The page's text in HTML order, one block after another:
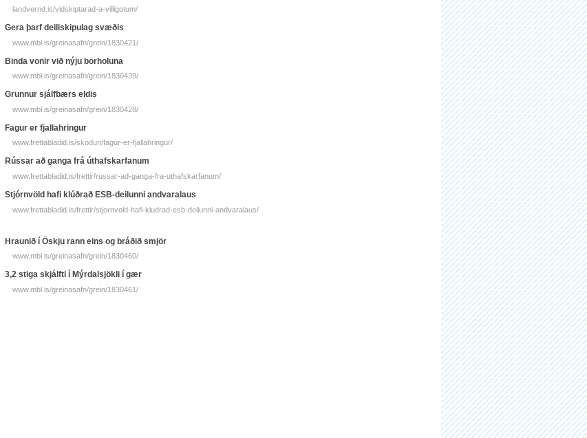
landvernd.is/vidskiptarad-a-villigotum/
Gera þarf deiliskipulag svæðis
www.mbl.is/greinasafn/grein/1830421/
Binda vonir við nýju borholuna
www.mbl.is/greinasafn/grein/1830439/
Grunnur sjálfbærs eldis
www.mbl.is/greinasafn/grein/1830428/
Fagur er fjalla­hringur
www.frettabladid.is/skodun/fagur-er-fjallahringur/
Rússar að ganga frá út­hafs­karfanum
www.frettabladid.is/frettir/russar-ad-ganga-fra-uthafskarfanum/
Stjórnvöld hafi klúðrað ESB-deilunni andvaralaus
www.frettabladid.is/frettir/stjornvold-hafi-kludrad-esb-deilunni-andvaralaus/
Hraunið í Öskju rann eins og bráðið smjör
www.mbl.is/greinasafn/grein/1830460/
3,2 stiga skjálfti í Mýrdalsjökli í gær
www.mbl.is/greinasafn/grein/1830461/